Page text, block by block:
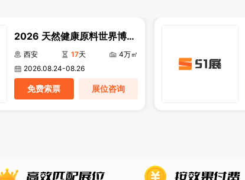
2026 天然健康原料世界博览
会 西安 17天
4万㎡
2026.08.24-08.26
免费索票 展位咨询